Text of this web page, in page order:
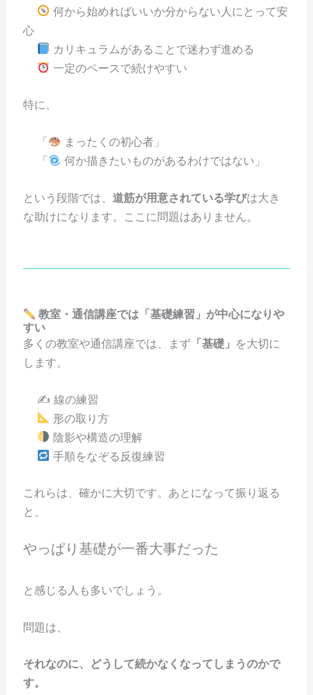
何から始めればいいか分からない人にとって安
心
カリキュラムがあることで迷わず進める
一定のペースで続けやすい
特に、
「
まったくの初心者」
「
何か描きたいものがあるわけではない」
という段階では、 道筋が用意されている学びは大き
な助けになります。ここに問題はありません。
教室・通信講座では「基礎練習」が中心になりや
すい
多くの教室や通信講座では、まず「基礎」 を大切に
します。
✍️ 線の練習
形の取り方
陰影や構造の理解
手順をなぞる反復練習
これらは、確かに大切です。あとになって振り返る
と、
やっぱり基礎が一番大事だった
と感じる人も多いでしょう。
問題は、
それなのに、どうして続かなくなってしまうのかで
す。